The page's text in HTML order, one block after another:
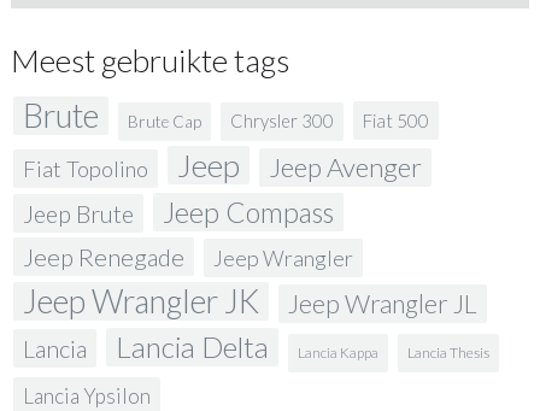
Meest gebruikte tags
Brute Brute Cap Chrysler 300 Fiat 500
Fiat Topolino Jeep Jeep Avenger
Jeep Brute Jeep Compass
Jeep Renegade Jeep Wrangler
Jeep Wrangler JK Jeep Wrangler JL
Lancia Lancia Delta Lancia Kappa Lancia Thesis
Lancia Ypsilon